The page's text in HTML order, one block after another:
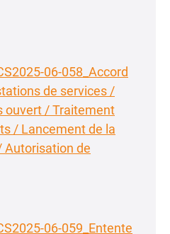
06-058_Accord
de services /
ouvert / Traitement
/ Lancement de la
de
06-059_Entente